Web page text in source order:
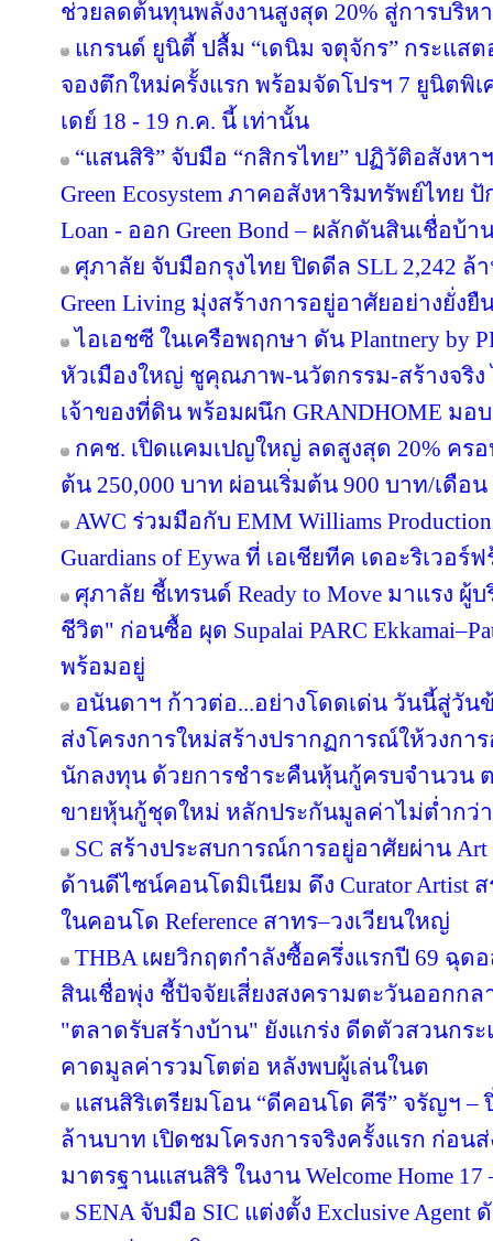
ช่วยลดต้นทุนพลังงานสูงสุด 20% สู่การบริห
แกรนด์ ยูนิตี้ ปลื้ม “เดนิม จตุจักร” กระแสต
จองตึกใหม่ครั้งแรก พร้อมจัดโปรฯ 7 ยูนิตพิเ
เดย์ 18 - 19 ก.ค. นี้ เท่านั้น
“แสนสิริ” จับมือ “กสิกรไทย” ปฏิวัติอสังหา
Green Ecosystem ภาคอสังหาริมทรัพย์ไทย
Loan - ออก Green Bond – ผลักดันสินเชื่อบ้า
ศุภาลัย จับมือกรุงไทย ปิดดีล SLL 2,242 ล้
Green Living มุ่งสร้างการอยู่อาศัยอย่างยั่งยื
ไอเอชซี ในเครือพฤกษา ดัน Plantnery by
หัวเมืองใหญ่ ชูคุณภาพ-นวัตกรรม-สร้างจริง
เจ้าของที่ดิน พร้อมผนึก GRANDHOME ม
กคช. เปิดแคมเปญใหญ่ ลดสูงสุด 20% ครอ
ต้น 250,000 บาท ผ่อนเริ่มต้น 900 บาท/เดือน
AWC ร่วมมือกับ EMM Williams
Guardians of Eywa ที่ เอเชียทีค เดอะริเวอ
ศุภาลัย ชี้เทรนด์ Ready to Move มาแรง
ชีวิต" ก่อนซื้อ ผุด Supalai PARC
พร้อมอยู่
อนันดาฯ ก้าวต่อ...อย่างโดดเด่น วันนี้สู่วัน
ส่งโครงการใหม่สร้างปรากฏการณ์ให้วงกา
นักลงทุน ด้วยการชำระคืนหุ้นกู้ครบจำนวน
ขายหุ้นกู้ชุดใหม่ หลักประกันมูลค่าไม่ต่ำกว่า
SC สร้างประสบการณ์การอยู่อาศัยผ่าน Art
ด้านดีไซน์คอนโดมิเนียม ดึง Curator Artist
ในคอนโด Reference สาทร–วงเวียนใหญ่
THBA เผยวิกฤตกำลังซื้อครึ่งแรกปี 69 ฉุด
สินเชื่อพุ่ง ชี้ปัจจัยเสี่ยงสงครามตะวันออกก
"ตลาดรับสร้างบ้าน" ยังแกร่ง ดีดตัวสวนกร
คาดมูลค่ารวมโตต่อ หลังพบผู้เล่นในต
แสนสิริเตรียมโอน “ดีคอนโด คีรี” จรัญฯ –
ล้านบาท เปิดชมโครงการจริงครั้งแรก ก่อ
มาตรฐานแสนสิริ ในงาน Welcome Home 17
SENA จับมือ SIC แต่งตั้ง Exclusive Agent